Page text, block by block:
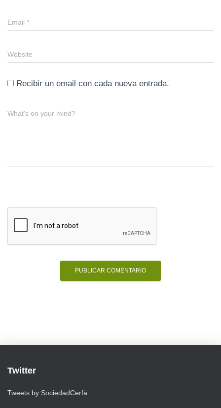
Email *
Website
Recibir un email con cada nueva entrada.
What's on your mind?
Twitter
Tweets by SociedadCerfa